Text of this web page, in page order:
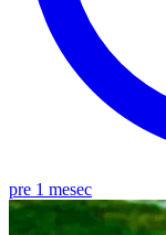
pre 1 mesec